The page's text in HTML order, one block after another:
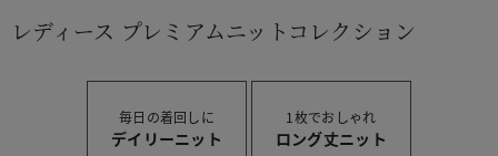
レディース プレミアムニットコレクション
毎日の着回しに
デイリーニット
1枚でおしゃれ
ロング丈ニット